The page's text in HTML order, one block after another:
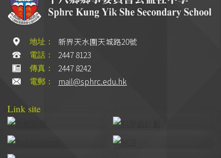
地址： 新界天水圍天城路20號
電話： 2447 8123
傳真： 2447 8242
電郵： mail@sphrc.edu.hk
Link site